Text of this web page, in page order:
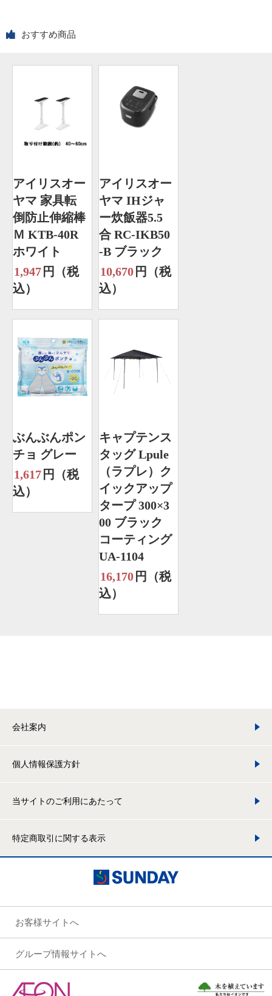
おすすめ商品
アイリスオー
ヤマ 家具転
倒防止伸縮棒
Ｍ KTB-40R
ホワイト
1,947 円（税
込）
アイリスオー
ヤマ IHジャ
ー炊飯器5.5
合 RC-IKB50
-B ブラック
10,670 円（税
込）
ぶんぶんポン
チョ グレー
1,617 円（税
込）
キャプテンス
タッグ Lpule
（ラプレ）ク
イックアップ
タープ 300×3
00 ブラック
コーティング
UA-1104
16,170 円（税
込）
会社案内
個人情報保護方針
当サイトのご利用にあたって
特定商取引に関する表示
お客様サイトへ
グループ情報サイトへ